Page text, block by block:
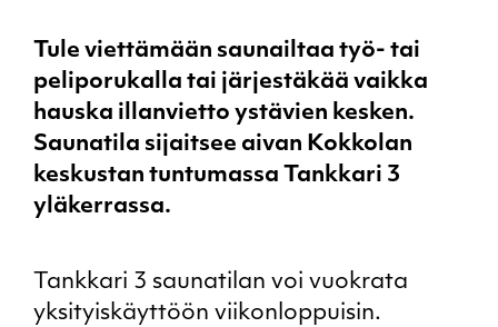
Tule viettämään saunailtaa työ- tai
peliporukalla tai järjestäkää vaikka
hauska illanvietto ystävien kesken.
Saunatila sijaitsee aivan Kokkolan
keskustan tuntumassa Tankkari 3
yläkerrassa.
Tankkari 3 saunatilan voi vuokrata
yksityiskäyttöön viikonloppuisin.